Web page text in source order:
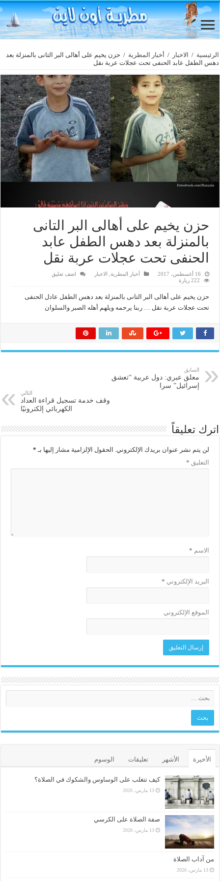
الرئيسية / الاخبار / أخبار المطرية / حزن يخيم على أهالى البر التانى بالمنزلة بعد
دهس الطفل عابد الحنفى تحت عجلات عربة نقل
حزن يخيم على أهالى البر التانى
بالمنزلة بعد دهس الطفل عابد
الحنفى تحت عجلات عربة نقل
16 أغسطس، 2017 أخبار المطرية الاخبار
اضف تعليق
222 زيارة
حزن يخيم على أهالى البر التانى بالمنزلة بعد دهس الطفل عادل الحنفى
تحت عجلات عربة نقل … ربنا يرحمه ويلهم أهله الصبر والسلوان
السابق
معلق عبري: دول عربية “تعشق
إسرائيل” سرا
التالي
وقف خدمة تسجيل قراءة العداد
الكهربائي إلكترونيًا
اترك تعليقاً
لن يتم نشر عنوان بريدك الإلكتروني. الحقول الإلزامية مشار إليها بـ *
التعليق *
الاسم *
البريد الإلكتروني *
الموقع الإلكتروني
الأخيرة الأشهر تعليقات الوسوم
كيف تتغلب على الوساوس والشكوك في الصلاة؟
13 مارس، 2026
صفة الصلاة على الكرسي
13 مارس، 2026
من آداب الصلاة
13 مارس، 2026